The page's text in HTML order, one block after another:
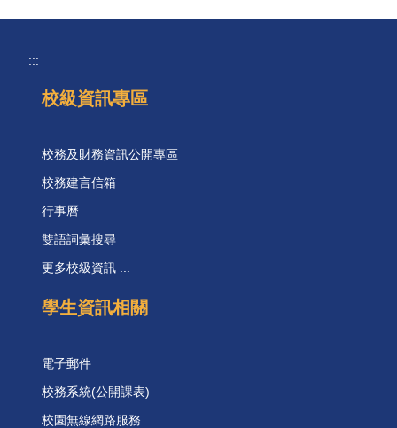
:::
校級資訊專區
校務及財務資訊公開專區
校務建言信箱
行事曆
雙語詞彙搜尋
更多校級資訊 ...
學生資訊相關
電子郵件
校務系統(公開課表)
校園無線網路服務